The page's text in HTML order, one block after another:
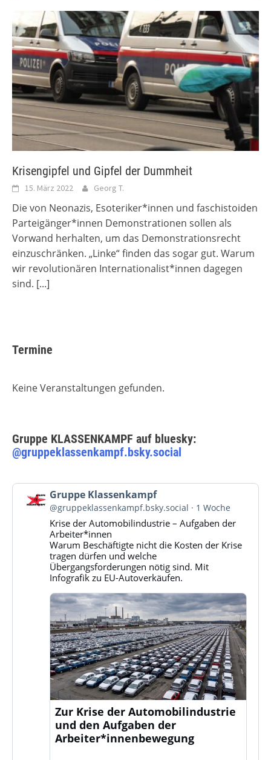
Krisengipfel und Gipfel der Dummheit
15. März 2022 Georg T.
Die von Neonazis, Esoteriker*innen und faschistoiden
Parteigänger*innen Demonstrationen sollen als
Vorwand herhalten, um das Demonstrationsrecht
einzuschränken. „Linke“ finden das sogar gut. Warum
wir revolutionären Internationalist*innen dagegen
sind. [...]
Termine
Keine Veranstaltungen gefunden.
Gruppe KLASSENKAMPF auf bluesky:
@gruppeklassenkampf.bsky.social
Beitrag
von
Gruppe
Klassenkampf
Bluesky
ansehen
Gruppe Klassenkampf
@gruppeklassenkampf.bsky.social 1 Woche
Krise der Automobilindustrie – Aufgaben der
Arbeiter*innen
Warum Beschäftigte nicht die Kosten der Krise
tragen dürfen und welche
Übergangsforderungen nötig sind. Mit
Infografik zu EU-Autoverkäufen.
Zur Krise der Automobilindustrie
und den Aufgaben der
Arbeiter*innenbewegung